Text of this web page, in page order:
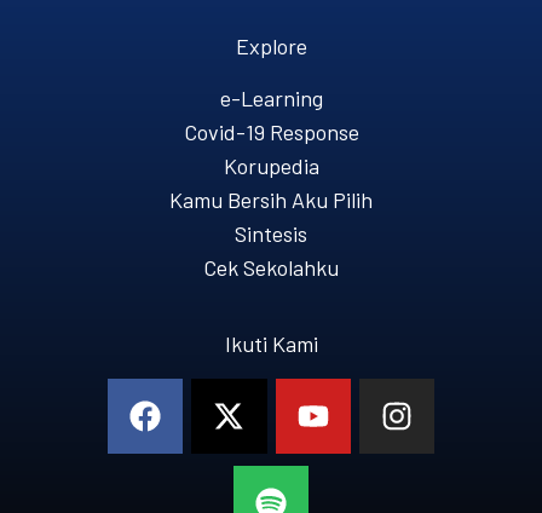
Explore
e-Learning
Covid-19 Response
Korupedia
Kamu Bersih Aku Pilih
Sintesis
Cek Sekolahku
Ikuti Kami